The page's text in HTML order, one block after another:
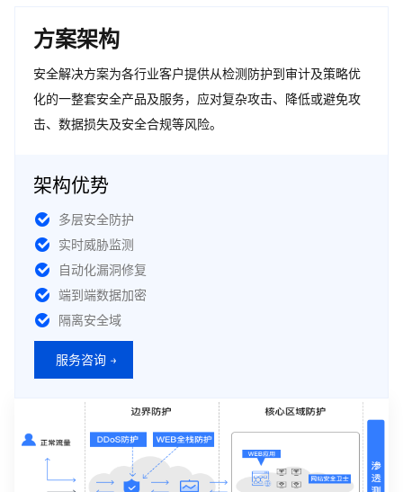
方案架构
安全解决方案为各行业客户提供从检测防护到审计及策略优
化的一整套安全产品及服务，应对复杂攻击、降低或避免攻
击、数据损失及安全合规等风险。
架构优势
多层安全防护
实时威胁监测
自动化漏洞修复
端到端数据加密
隔离安全域
服务咨询 →